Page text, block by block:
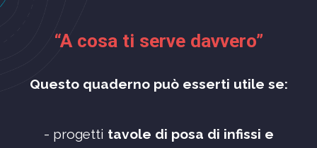
“A cosa ti serve davvero”
Questo quaderno può esserti utile se:
- progetti tavole di posa di infissi e